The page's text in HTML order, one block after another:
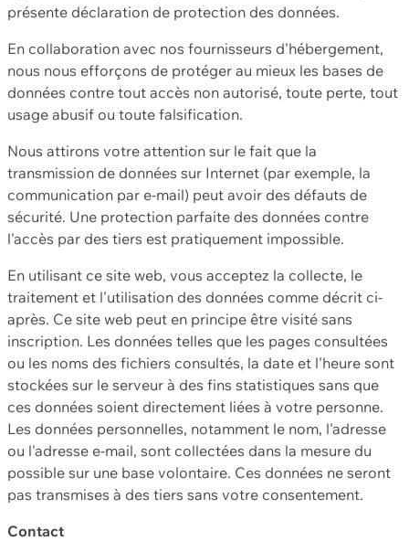
présente déclaration de protection des données.
En collaboration avec nos fournisseurs d'hébergement,
nous nous efforçons de protéger au mieux les bases de
données contre tout accès non autorisé, toute perte, tout
usage abusif ou toute falsification.
Nous attirons votre attention sur le fait que la
transmission de données sur Internet (par exemple, la
communication par e-mail) peut avoir des défauts de
sécurité. Une protection parfaite des données contre
l'accès par des tiers est pratiquement impossible.
En utilisant ce site web, vous acceptez la collecte, le
traitement et l'utilisation des données comme décrit ci-
après. Ce site web peut en principe être visité sans
inscription. Les données telles que les pages consultées
ou les noms des fichiers consultés, la date et l'heure sont
stockées sur le serveur à des fins statistiques sans que
ces données soient directement liées à votre personne.
Les données personnelles, notamment le nom, l'adresse
ou l'adresse e-mail, sont collectées dans la mesure du
possible sur une base volontaire. Ces données ne seront
pas transmises à des tiers sans votre consentement.
Contact